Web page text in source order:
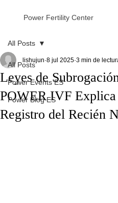
Power Fertility Center
All Posts
Power Events ES
Power Blog ES
All Posts
Leyes de
POWER IVF
Registro del Recién
lishujun 8 jul 2025 3 min de